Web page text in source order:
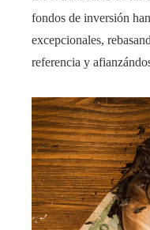
fondos de inversión
excepcionales,
referencia y